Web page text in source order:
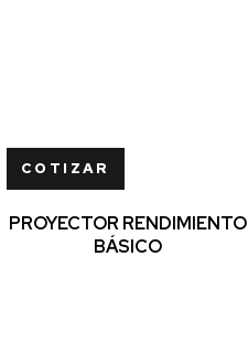
COTIZAR
PROYECTOR RENDIMIENTO
BÁSICO